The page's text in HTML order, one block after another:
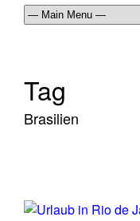
Tag
Brasilien